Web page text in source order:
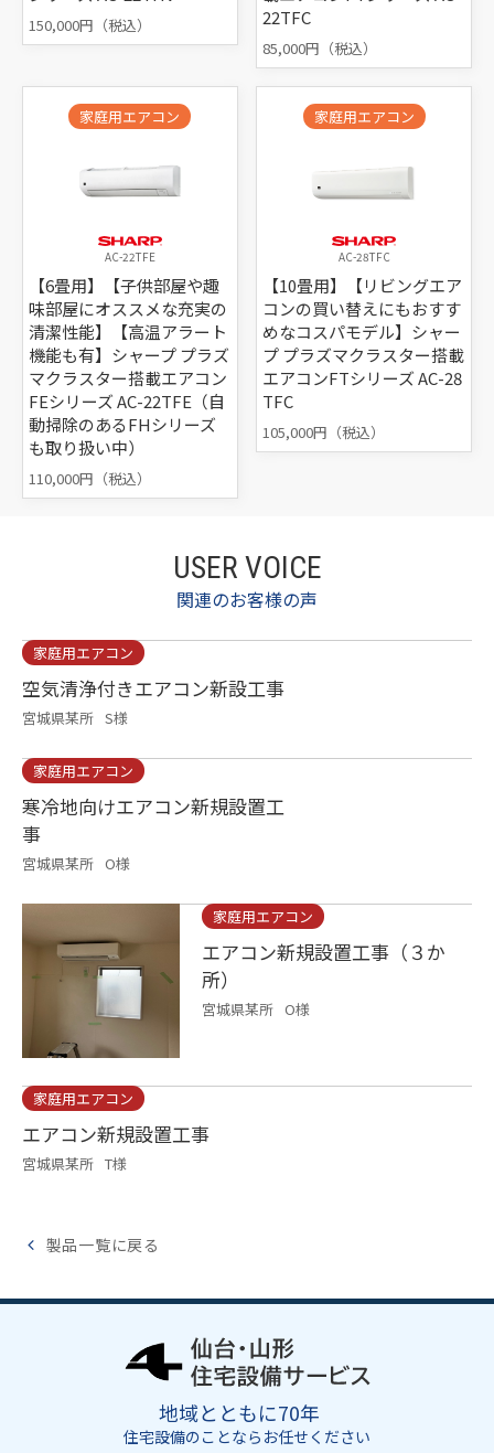
150,000円（税込）
22TFC
85,000円（税込）
家庭用エアコン
AC-22TFE
【6畳用】【子供部屋や趣
味部屋にオススメな充実の
清潔性能】【高温アラート
機能も有】シャープ プラズ
マクラスター搭載エアコン
FEシリーズ AC-22TFE（自
動掃除のあるFHシリーズ
も取り扱い中）
110,000円（税込）
家庭用エアコン
AC-28TFC
【10畳用】【リビングエア
コンの買い替えにもおすす
めなコスパモデル】シャー
プ プラズマクラスター搭載
エアコンFTシリーズ AC-28
TFC
105,000円（税込）
USER VOICE
関連のお客様の声
家庭用エアコン
空気清浄付きエアコン新設工事
宮城県某所 S様
家庭用エアコン
寒冷地向けエアコン新規設置工
事
宮城県某所 O様
家庭用エアコン
エアコン新規設置工事（３か
所）
宮城県某所 O様
家庭用エアコン
エアコン新規設置工事
宮城県某所 T様
製品一覧に戻る
地域とともに70年
住宅設備のことならお任せください